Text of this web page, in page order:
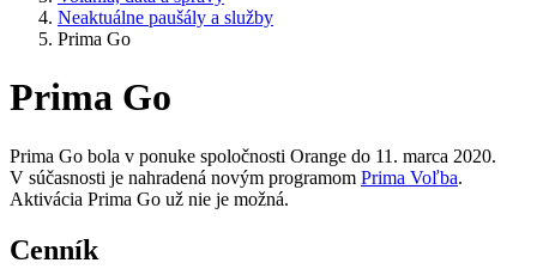
Neaktuálne paušály a služby
Prima Go
Prima Go
Prima Go bola v ponuke spoločnosti Orange do 11. marca 2020.
V súčasnosti je nahradená novým programom Prima Voľba.
Aktivácia Prima Go už nie je možná.
Cenník